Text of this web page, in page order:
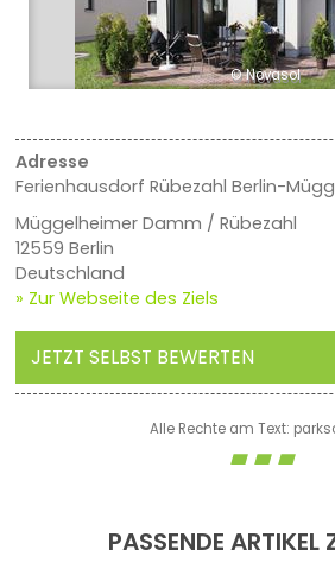
© Novasol
Adresse
Ferienhausdorf Rübezahl Berlin-
Müggelheimer Damm / Rübezahl
12559 Berlin
Deutschland
» Zur Webseite des Ziels
JETZT SELBST BEWERTEN
Alle Rechte am Text:
PASSENDE ARTIKEL